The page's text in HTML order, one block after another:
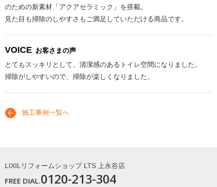
のための新素材「アクアセラミック」を搭載。
見た目も掃除のしやすさもご満足していただける商品です。
VOICE お客さまの声
とてもスッキリとして、清潔感のあるトイレ空間になりました。
掃除がしやすいので、掃除が楽しくなりました。
施工事例一覧へ
LIXILリフォームショップ LTS 上永谷店
FREE DIAL.0120-213-304